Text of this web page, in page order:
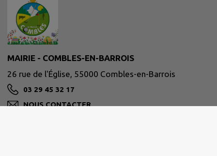
MAIRIE - COMBLES-EN-BARROIS
26 rue de l'Église, 55000 Combles-en-Barrois
03 29 45 32 17
NOUS CONTACTER